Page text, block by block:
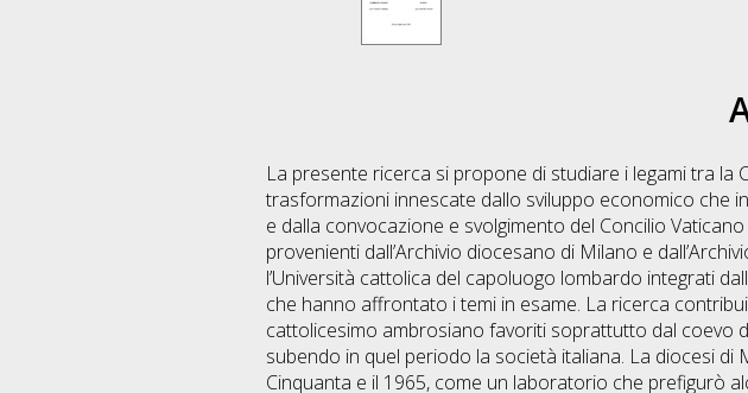
La presente ricerca si propone di studiare i legami tra
trasformazioni innescate dallo sviluppo economico che
e dalla convocazione e svolgimento del Concilio
provenienti dall’Archivio diocesano di Milano e
l’Università cattolica del capoluogo lombardo integrati
che hanno affrontato i temi in esame. La ricerca
cattolicesimo ambrosiano favoriti soprattutto dal coevo
subendo in quel periodo la società italiana. La diocesi
Cinquanta e il 1965, come un laboratorio che prefigurò